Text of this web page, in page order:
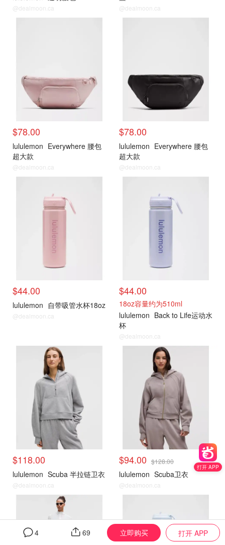
@dealmoon.ca @dealmoon.ca
$78.00
lululemon Everywhere 腰包
超大款
@dealmoon.ca
$78.00
lululemon Everywhere 腰包
超大款
@dealmoon.ca
$44.00
lululemon 自带吸管水杯18oz
@dealmoon.ca
$44.00
18oz容量约为510ml
lululemon Back to Life运动水
杯
@dealmoon.ca
$118.00
lululemon Scuba 半拉链卫衣
@dealmoon.ca
$94.00 $128.00
lululemon Scuba卫衣
@dealmoon.ca
打开 APP
4 69 立即购买 打开 APP